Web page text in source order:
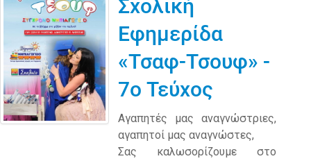
Σχολική
Εφημερίδα
«Τσαφ-Τσουφ» -
7ο Τεύχος
Αγαπητές μας αναγνώστριες,
αγαπητοί μας αναγνώστες,
Σας καλωσορίζουμε στο